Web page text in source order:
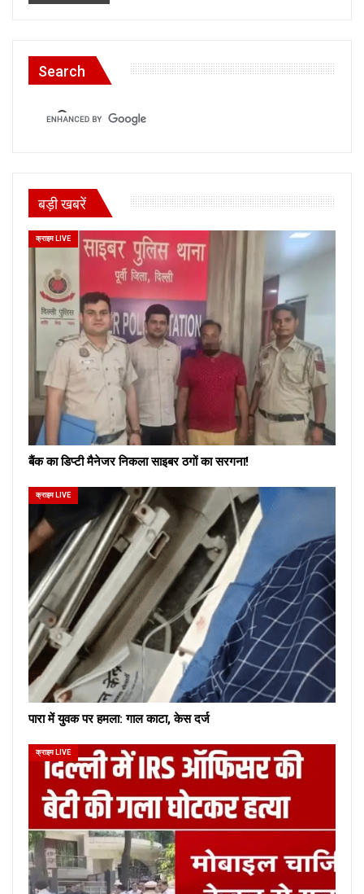
Search
बड़ी खबरें
क्राइम LIVE
बैंक का डिप्टी मैनेजर निकला साइबर ठगों का सरगना!
क्राइम LIVE
पारा में युवक पर हमला: गाल काटा, केस दर्ज
क्राइम LIVE